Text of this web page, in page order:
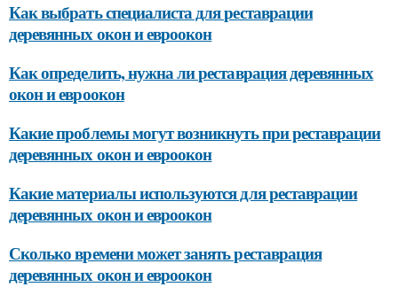
Как выбрать специалиста для реставрации
деревянных окон и евроокон
Как определить, нужна ли реставрация деревянных
окон и евроокон
Какие проблемы могут возникнуть при реставрации
деревянных окон и евроокон
Какие материалы используются для реставрации
деревянных окон и евроокон
Сколько времени может занять реставрация
деревянных окон и евроокон